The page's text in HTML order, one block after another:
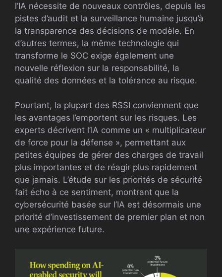
l’IA nécessite de nouveaux contrôles, depuis les
pistes d’audit et la surveillance humaine jusqu’à
la transparence des décisions de modèle. En
d’autres termes, la même technologie qui
transforme le SOC exige également une
nouvelle réflexion sur la responsabilité, la
qualité des données et la tolérance au risque.
Pourtant, la plupart des RSSI conviennent que
les avantages l’emportent sur les risques. Les
experts décrivent l’IA comme un « multiplicateur
de force pour la défense », permettant aux
petites équipes de gérer des charges de travail
plus importantes et de réagir plus rapidement
que jamais. L’étude sur les priorités de sécurité
fait écho à ce sentiment, montrant que la
cybersécurité basée sur l’IA est désormais une
priorité d’investissement de premier plan et non
une expérience future.